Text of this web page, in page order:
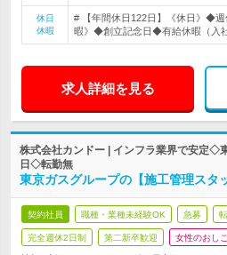
休日
休暇
# 【年間休日122日】《休日》◆
暇》◆創立記念日◆有給休暇（入
求人詳細を見る
株式会社カンドー | インフラ業界で安定◇
日◇転勤無
東京ガスグループの【施工管理スタ
契約社員 職種・業種未経験OK 急募
完全週休2日制 第二新卒歓迎 女性のおし